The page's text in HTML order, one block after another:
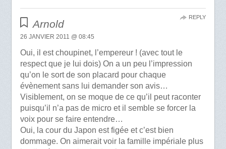
Arnold
26 JANVIER 2011 @ 08:45
Oui, il est choupinet, l’empereur ! (avec tout le
respect que je lui dois) On a un peu l’impression
qu’on le sort de son placard pour chaque
évènement sans lui demander son avis…
Visiblement, on se moque de ce qu’il peut raconter
puisqu’il n’a pas de micro et il semble se forcer la
voix pour se faire entendre…
Oui, la cour du Japon est figée et c’est bien
dommage. On aimerait voir la famille impériale plus
REPLY